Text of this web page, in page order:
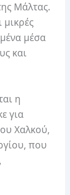
Μάλτας.
μικρές
μέσα
και
η
για
Χαλκού,
που